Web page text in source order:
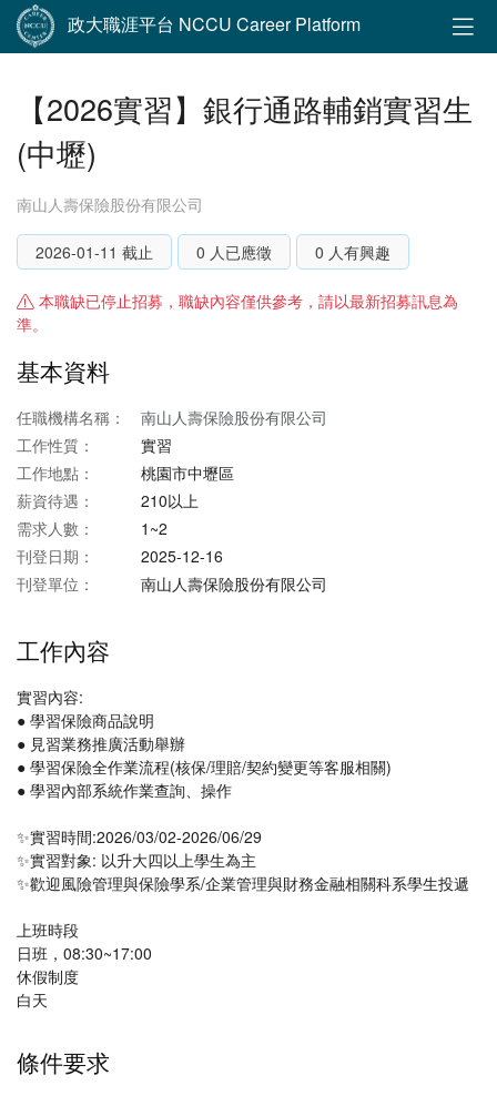
政大職涯平台 NCCU Career Platform
【2026實習】銀行通路輔銷實習生
(中壢)
南山人壽保險股份有限公司
2026-01-11 截止 0 人已應徵 0 人有興趣
本職缺已停止招募，職缺內容僅供參考，請以最新招募訊息為
準。
基本資料
任職機構名稱：
南山人壽保險股份有限公司
工作性質：
實習
工作地點：
桃園市中壢區
薪資待遇：
210以上
需求人數：
1~2
刊登日期：
2025-12-16
刊登單位：
南山人壽保險股份有限公司
工作內容
實習內容:
● 學習保險商品說明
● 見習業務推廣活動舉辦
● 學習保險全作業流程(核保/理賠/契約變更等客服相關)
● 學習內部系統作業查詢、操作
✨實習時間:2026/03/02-2026/06/29
✨實習對象: 以升大四以上學生為主
✨歡迎風險管理與保險學系/企業管理與財務金融相關科系學生投遞
上班時段
日班，08:30~17:00
休假制度
白天
條件要求